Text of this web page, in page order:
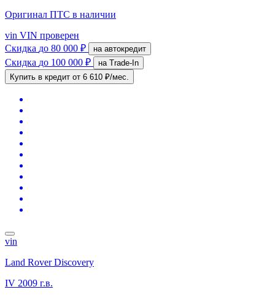
Оригинал ПТС в наличии
vin VIN проверен
Скидка до 80 000 ₽ на автокредит
Скидка до 100 000 ₽
на Trade-In
Купить в кредит от 6 610 ₽/мес.
vin
Land Rover Discovery
IV 2009 г.в.